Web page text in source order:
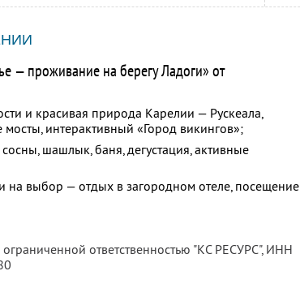
— проживание на берегу Ладоги» от
и красивая природа Карелии — Рускеала,
интерактивный «Город викингов»;
шашлык, баня, дегустация, активные
на выбор — отдых в загородном отеле, посещение
ответственностью "КС РЕСУРС", ИНН